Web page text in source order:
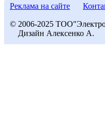
Реклама на сайте
© 2006-2025
Дизайн Алексенко А.